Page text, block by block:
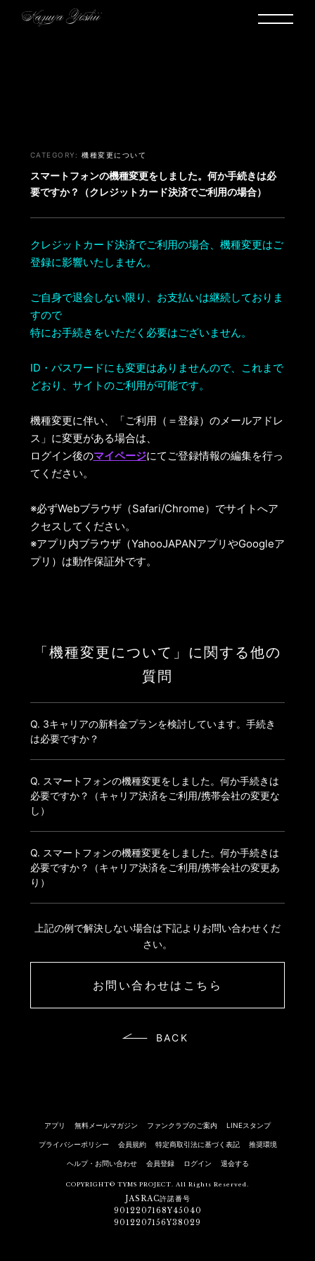
機種変更について
スマートフォンの機種変更をしました。何か手続きは必
要ですか？（クレジットカード決済でご利用の場合）
クレジットカード決済でご利用の場合、機種変更はご
登録に影響いたしません。
ご自身で退会しない限り、お支払いは継続しておりま
すので
特にお手続きをいただく必要はございません。
ID・パスワードにも変更はありませんので、これまで
どおり、サイトのご利用が可能です。
機種変更に伴い、「ご利用（＝登録）のメールアドレ
ス」に変更がある場合は、
ログイン後のマイページにてご登録情報の編集を行っ
てください。
※必ずWebブラウザ（Safari/Chrome）でサイトへア
クセスしてください。
※アプリ内ブラウザ（YahooJAPANアプリやGoogleア
プリ）は動作保証外です。
「機種変更について」に関する他の
質問
Q. 3キャリアの新料金プランを検討しています。手続き
は必要ですか？
Q. スマートフォンの機種変更をしました。何か手続きは
必要ですか？（キャリア決済をご利用/携帯会社の変更な
し）
Q. スマートフォンの機種変更をしました。何か手続きは
必要ですか？（キャリア決済をご利用/携帯会社の変更あ
り）
上記の例で解決しない場合は下記よりお問い合わせくだ
さい。
お問い合わせはこちら
BACK
アプリ 無料メールマガジン ファンクラブのご案内 LINEスタンプ
プライバシーポリシー 会員規約 特定商取引法に基づく表記 推奨環境
ヘルプ・お問い合わせ 会員登録 ログイン 退会する
COPYRIGHT© TYMS PROJECT. All Rights Reserved.
JASRAC許諾番号
9012207168Y45040
9012207156Y38029